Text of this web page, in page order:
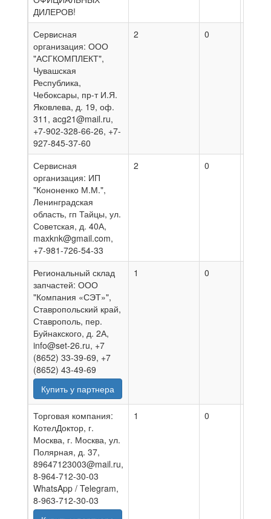
ДИЛЕРОВ!
Сервисная
организация: ООО
"АСГКОМПЛЕКТ",
Чувашская
Республика,
Чебоксары, пр-т И.Я.
Яковлева, д. 19, оф.
311, acg21@mail.ru,
+7-902-328-66-26, +7-
927-845-37-60
2 0
Сервисная
организация: ИП
"Кононенко М.М.",
Ленинградская
область, гп Тайцы, ул.
Советская, д. 40А,
maxknk@gmail.com,
+7-981-726-54-33
2 0
Региональный склад
запчастей: ООО
"Компания «СЭТ»",
Ставропольский край,
Ставрополь, пер.
Буйнакского, д. 2А,
info@set-26.ru, +7
(8652) 33-39-69, +7
(8652) 43-49-69
Купить у партнера
1 0
Торговая компания:
КотелДоктор, г.
Москва, г. Москва, ул.
Полярная, д. 37,
89647123003@mail.ru,
8-964-712-30-03
WhatsApp / Telegram,
8-963-712-30-03
1 0